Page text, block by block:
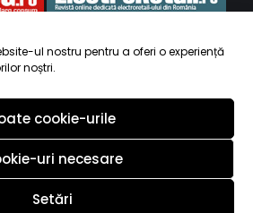
ul nostru pentru a oferi o experiență
noștri.
cookie-urile
uri necesare
Setări